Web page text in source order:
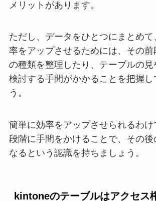
メリットがあります。
ただし、データをひとつにまとめ
率をアップさせるためには、その前
の種類を整理したり、テーブルの見
検討する手間がかかることを把握し
う。
簡単に効率をアップさせられるわ
段階に手間をかけることで、その後
なるという認識を持ちましょう。
kintoneのテーブルはアクセス